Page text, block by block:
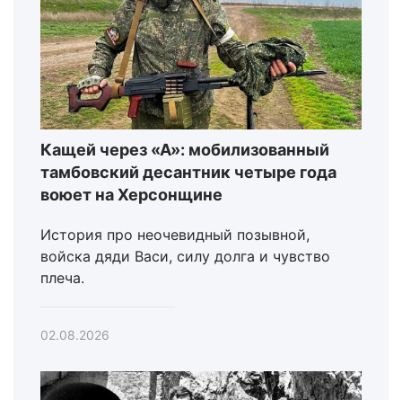
Кащей через «А»: мобилизованный
тамбовский десантник четыре года
воюет на Херсонщине
История про неочевидный позывной,
войска дяди Васи, силу долга и чувство
плеча.
02.08.2026